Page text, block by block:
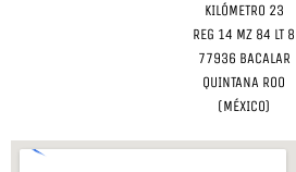
KILÓMETRO 23
REG 14 MZ 84 LT 8
77936 BACALAR
QUINTANA ROO
(MÉXICO)